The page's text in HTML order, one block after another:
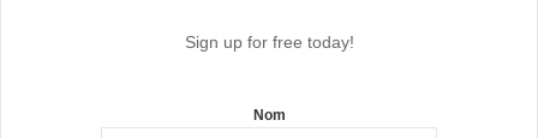
Sign up for free today!
Nom